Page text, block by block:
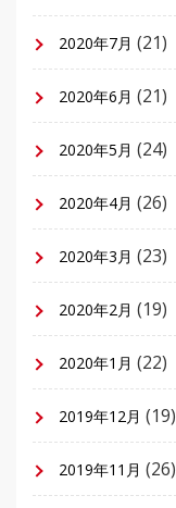
2020年7月 (21)
2020年6月 (21)
2020年5月 (24)
2020年4月 (26)
2020年3月 (23)
2020年2月 (19)
2020年1月 (22)
2019年12月 (19)
2019年11月 (26)